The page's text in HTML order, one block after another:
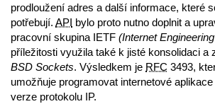
prodloužení adres a další informace, které
potřebují. API bylo proto nutno doplnit a
pracovní skupina IETF (Internet
příležitosti využila také k jisté konsolidaci a
BSD Sockets. Výsledkem je RFC 3493,
umožňuje programovat internetové
verze protokolu IP.